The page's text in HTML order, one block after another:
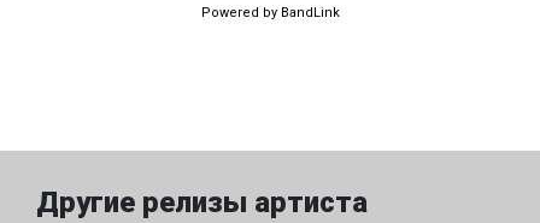
Powered by BandLink
Другие релизы артиста